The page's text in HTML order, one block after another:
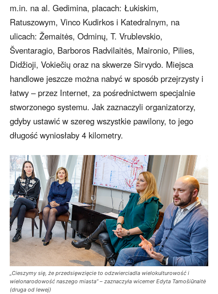
m.in. na al. Gedimina, placach: Łukiskim,
Ratuszowym, Vinco Kudirkos i Katedralnym, na
ulicach: Žemaitės, Odminų, T. Vrublevskio,
Šventaragio, Barboros Radvilaitės, Maironio, Pilies,
Didžioji, Vokiečių oraz na skwerze Sirvydo. Miejsca
handlowe jeszcze można nabyć w sposób przejrzysty i
łatwy – przez Internet, za pośrednictwem specjalnie
stworzonego systemu. Jak zaznaczyli organizatorzy,
gdyby ustawić w szereg wszystkie pawilony, to jego
długość wyniosłaby 4 kilometry.
„Cieszymy się, że przedsięwzięcie to odzwierciadla wielokulturowość i
wielonarodowość naszego miasta” – zaznaczyła wicemer Edyta Tamošiūnaitė
(druga od lewej)